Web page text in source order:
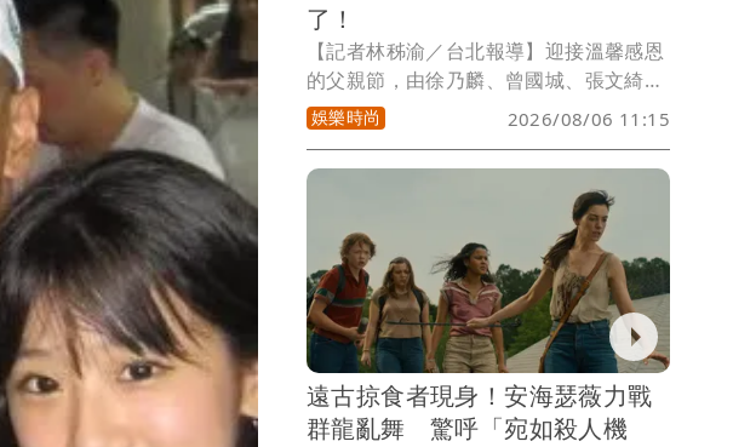
了！
【記者林秭渝／台北報導】迎接溫馨感恩
的父親節，由徐乃麟、曾國城、張文綺、
徐凱希、籃籃、巫苡萱共同主持的華視招
牌綜藝節目《天才衝衝衝》，本週六（8
日）晚間10點推出父親節特別企劃，特別
邀請洪都拉斯、屈中恆、余祥銓、楊昇
達、八弟、黃尚禾、香蕉、范姜彥豐等8
位演藝圈資深與新手爸爸齊聚一堂。加上
主持人徐乃麟、曾國城，現場一次集結10
位演藝圈帥爸，一字排開堪稱「霸（爸）
氣十足」！眾爸爸們在節目中大展身手，
陪伴觀眾歡笑迎接父親節。
娛樂時尚 2026/08/06 11:15
遠古掠食者現身！安海瑟薇力戰
群龍亂舞 驚呼「宛如殺人機